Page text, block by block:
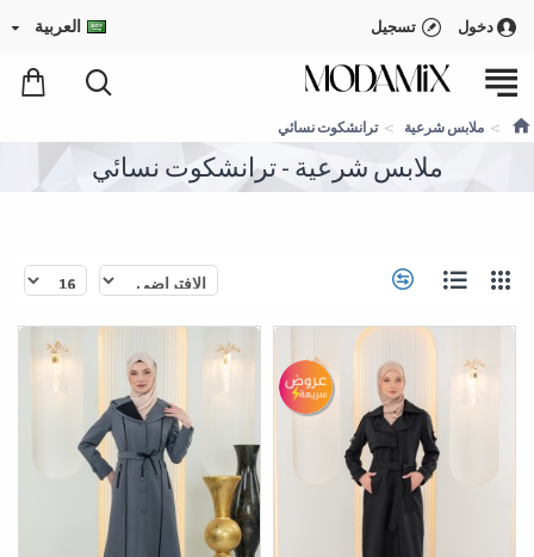
دخول تسجيل العربية
ملابس شرعية ترانشكوت نسائي
ملابس شرعية - ترانشكوت نسائي